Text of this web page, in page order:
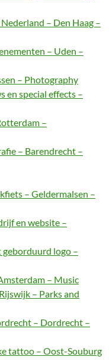
– Den Haag –
– Uden –
– Photography
en special effects –
–
– Barendrecht –
– Geldermalsen –
en website –
logo –
– Music
– Parks and
– Dordrecht –
tattoo – Oost-Souburg